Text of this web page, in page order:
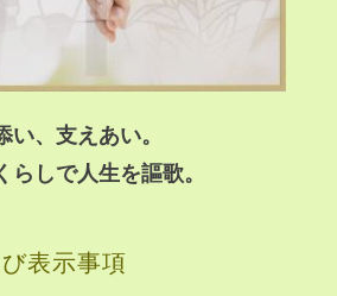
い、支えあい。
らしで人生を謳歌。
表示事項